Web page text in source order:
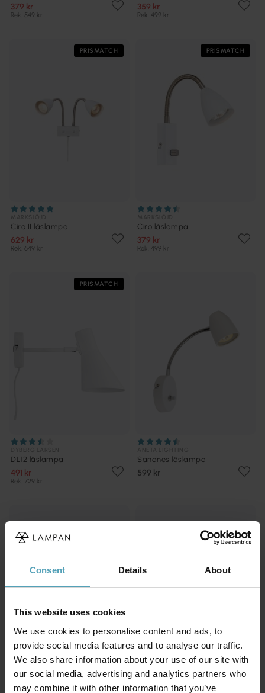
Consent Details About
This website uses cookies
We use cookies to personalise content and ads, to
provide social media features and to analyse our traffic.
We also share information about your use of our site with
our social media, advertising and analytics partners who
may combine it with other information that you’ve
379 kr
Rek. 549 kr
359 kr
Rek. 499 kr
PRISMATCH
Ciro II läslampa
629 kr
Rek. 649 kr
PRISMATCH
Ciro läslampa
379 kr
Rek. 499 kr
PRISMATCH
DL12 läslampa
491 kr
Rek. 729 kr
Sandnes läslampa
599 kr
ANETA LIGHTING ARMATURHANTVERK